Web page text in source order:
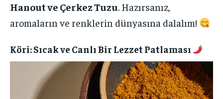
Hanout ve Çerkez Tuzu. Hazırsanız,
aromaların ve renklerin dünyasına dalalım!
Köri: Sıcak ve Canlı Bir Lezzet Patlaması